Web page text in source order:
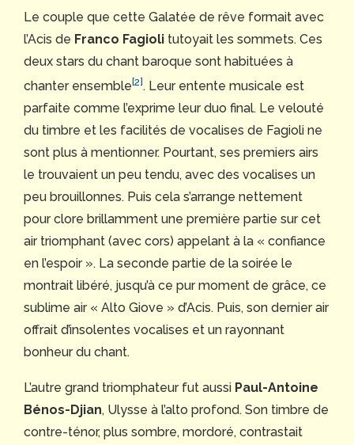
Le couple que cette Galatée de rêve formait avec
l’Acis de Franco Fagioli tutoyait les sommets. Ces
deux stars du chant baroque sont habituées à
chanter ensemble[2]. Leur entente musicale est
parfaite comme l’exprime leur duo final. Le velouté
du timbre et les facilités de vocalises de Fagioli ne
sont plus à mentionner. Pourtant, ses premiers airs
le trouvaient un peu tendu, avec des vocalises un
peu brouillonnes. Puis cela s’arrange nettement
pour clore brillamment une première partie sur cet
air triomphant (avec cors) appelant à la « confiance
en l’espoir ». La seconde partie de la soirée le
montrait libéré, jusqu’à ce pur moment de grâce, ce
sublime air « Alto Giove » d’Acis. Puis, son dernier air
offrait d’insolentes vocalises et un rayonnant
bonheur du chant.
L’autre grand triomphateur fut aussi Paul-Antoine
Bénos-Djian, Ulysse à l’alto profond. Son timbre de
contre-ténor, plus sombre, mordoré, contrastait